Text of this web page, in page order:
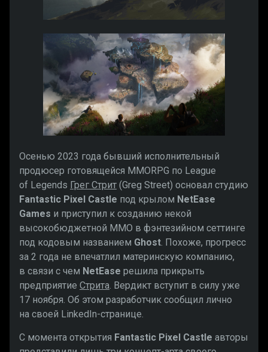
Осенью 2023 года бывший исполнительный
продюсер готовящейся MMORPG по League
of Legends Грег Стрит (Greg Street) основал студию
Fantastic Pixel Castle под крылом NetEase
Games и приступил к созданию некой
высокобюджетной MMO в фэнтезийном сеттинге
под кодовым названием Ghost. Похоже, прогресс
за 2 года не впечатлил материнскую компанию,
в связи с чем NetEase решила прикрыть
предприятие Стрита. Вердикт вступит в силу уже
17 ноября. Об этом разработчик сообщил лично
на своей LinkedIn-странице.
С момента открытия Fantastic Pixel Castle авторы